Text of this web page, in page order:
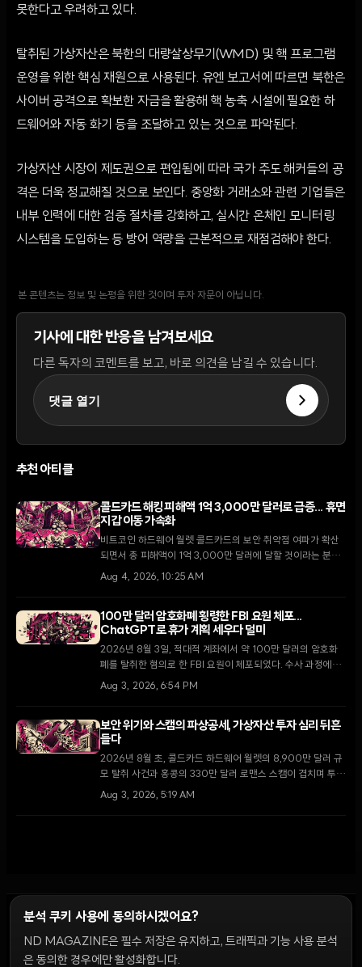
못한다고 우려하고 있다.
탈취된 가상자산은 북한의 대량살상무기(WMD) 및 핵 프로그램
운영을 위한 핵심 재원으로 사용된다. 유엔 보고서에 따르면 북한은
사이버 공격으로 확보한 자금을 활용해 핵 농축 시설에 필요한 하
드웨어와 자동 화기 등을 조달하고 있는 것으로 파악된다.
가상자산 시장이 제도권으로 편입됨에 따라 국가 주도 해커들의 공
격은 더욱 정교해질 것으로 보인다. 중앙화 거래소와 관련 기업들은
내부 인력에 대한 검증 절차를 강화하고, 실시간 온체인 모니터링
시스템을 도입하는 등 방어 역량을 근본적으로 재점검해야 한다.
본 콘텐츠는 정보 및 논평을 위한 것이며 투자 자문이 아닙니다.
기사에 대한 반응을 남겨보세요
다른 독자의 코멘트를 보고, 바로 의견을 남길 수 있습니다.
댓글 열기
추천 아티클
콜드카드 해킹 피해액 1억 3,000만 달러로 급증... 휴면
지갑 이동 가속화
비트코인 하드웨어 월렛 콜드카드의 보안 취약점 여파가 확산
되면서 총 피해액이 1억 3,000만 달러에 달할 것이라는 분석
이 나왔다. 2021년 펌웨어 결함에서 비롯된 이번 사태로 10년
Aug 4, 2026, 10:25 AM
100만 달러 암호화폐 횡령한 FBI 요원 체포...
ChatGPT로 휴가 계획 세우다 덜미
2026년 8월 3일, 적대적 계좌에서 약 100만 달러의 암호화
폐를 탈취한 혐의로 한 FBI 요원이 체포되었다. 수사 과정에서
해당 요원이 횡령 자금을 사용하기 위해 ChatGPT로 여행 일
Aug 3, 2026, 6:54 PM
보안 위기와 스캠의 파상공세, 가상자산 투자 심리 뒤흔
들다
2026년 8월 초, 콜드카드 하드웨어 월렛의 8,900만 달러 규
모 탈취 사건과 홍콩의 330만 달러 로맨스 스캠이 겹치며 투자
자들이 자가 수탁 대신 중앙화 거래소로 회귀하는 이례적인 현
Aug 3, 2026, 5:19 AM
윤리 원칙 Discord 봇캠페인 가이드커뮤니티 랭킹
분석 쿠키 사용에 동의하시겠어요?
ND MAGAZINE은 필수 저장은 유지하고, 트래픽과 기능 사용 분석
은 동의한 경우에만 활성화합니다.